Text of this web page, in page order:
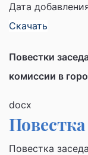
Дата
Скачать
Повестки
комиссии в
docx
Повестка